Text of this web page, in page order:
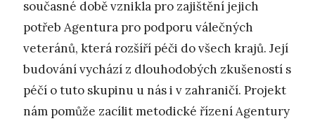
současné době vznikla pro zajištění jejich
potřeb Agentura pro podporu válečných
veteránů, která rozšíří péči do všech krajů. Její
budování vychází z dlouhodobých zkušeností s
péčí o tuto skupinu u nás i v zahraničí. Projekt
nám pomůže zacílit metodické řízení Agentury